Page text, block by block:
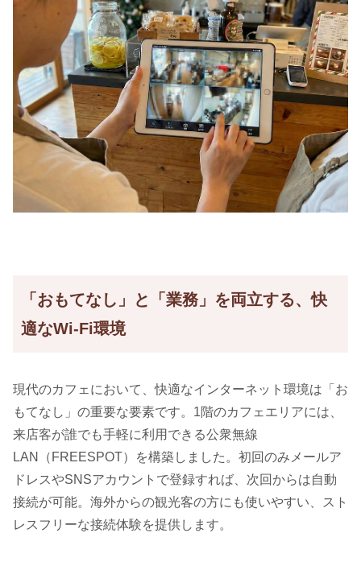
「おもてなし」と「業務」を両立する、快
適なWi-Fi環境
現代のカフェにおいて、快適なインターネット環境は「お
もてなし」の重要な要素です。1階のカフェエリアには、
来店客が誰でも手軽に利用できる公衆無線
LAN（FREESPOT）を構築しました。初回のみメールア
ドレスやSNSアカウントで登録すれば、次回からは自動
接続が可能。海外からの観光客の方にも使いやすい、スト
レスフリーな接続体験を提供します。